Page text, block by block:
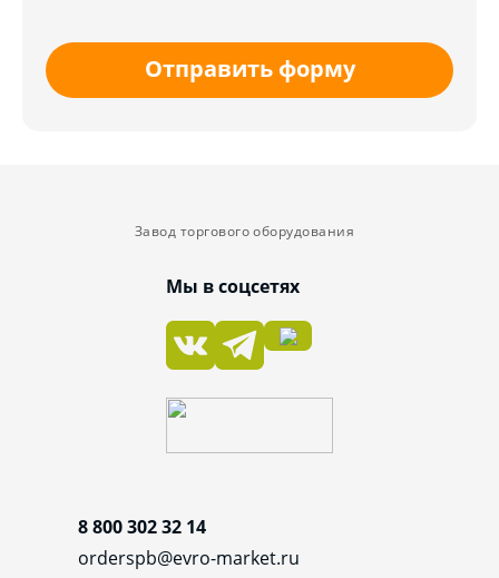
Отправить форму
Завод торгового оборудования
Мы в соцсетях
8 800 302 32 14
orderspb@evro-market.ru